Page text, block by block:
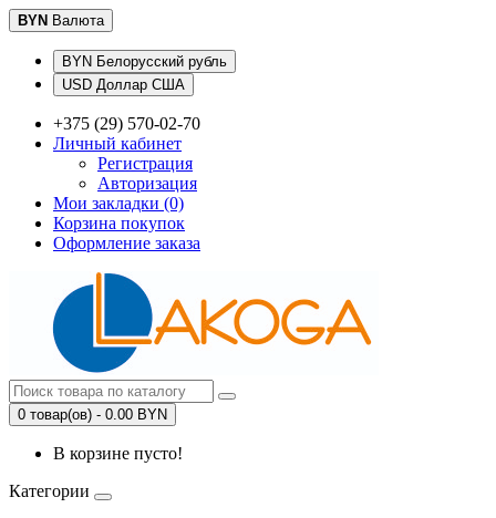
BYN Валюта
BYN Белорусский рубль
USD Доллар США
+375 (29) 570-02-70
Личный кабинет
Регистрация
Авторизация
Мои закладки (0)
Корзина покупок
Оформление заказа
0 товар(ов) - 0.00 BYN
В корзине пусто!
Категории